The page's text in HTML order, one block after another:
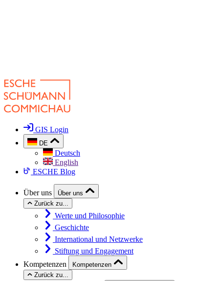
GIS Login
DE
Deutsch
English
ESCHE Blog
Über uns
Über uns
Zurück zu...
Werte und Philosophie
Geschichte
International und Netzwerke
Stiftung und Engagement
Kompetenzen
Kompetenzen
Zurück zu...